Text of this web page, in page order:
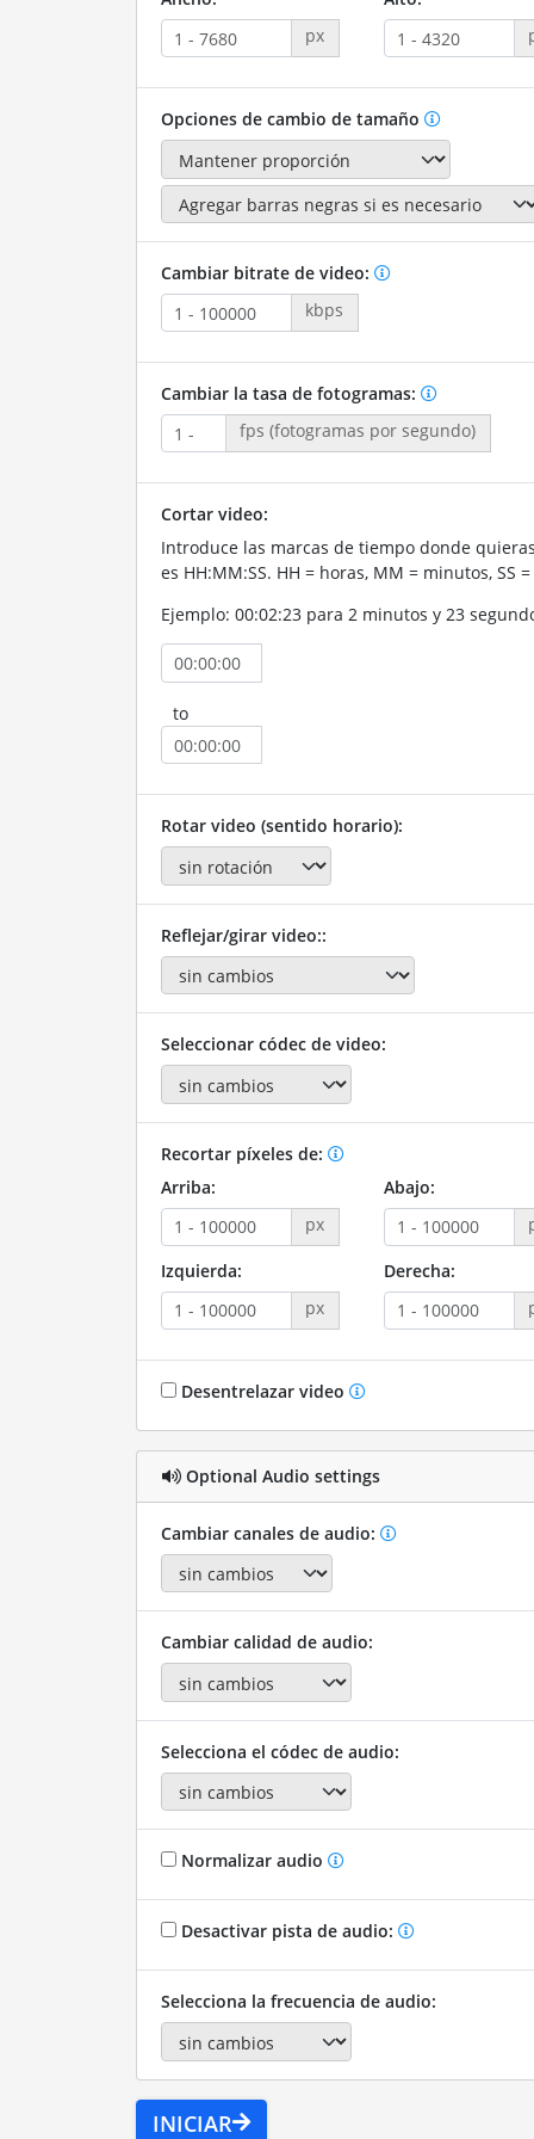
px
Opciones de cambio de tamaño
Cambiar bitrate de video:
kbps
Cambiar la tasa de fotogramas:
fps (fotogramas por segundo)
Cortar video:
Introduce las marcas de tiempo donde
es HH:MM:SS. HH = horas, MM = minutos, SS
Ejemplo: 00:02:23 para 2 minutos y 23
to
Rotar video (sentido horario):
Reflejar/girar video::
Seleccionar códec de video:
Recortar píxeles de:
Arriba:
px
Abajo:
Izquierda:
px
Derecha:
Desentrelazar video
Optional Audio settings
Cambiar canales de audio:
Cambiar calidad de audio:
Selecciona el códec de audio:
Normalizar audio
Desactivar pista de audio:
Selecciona la frecuencia de audio:
INICIAR